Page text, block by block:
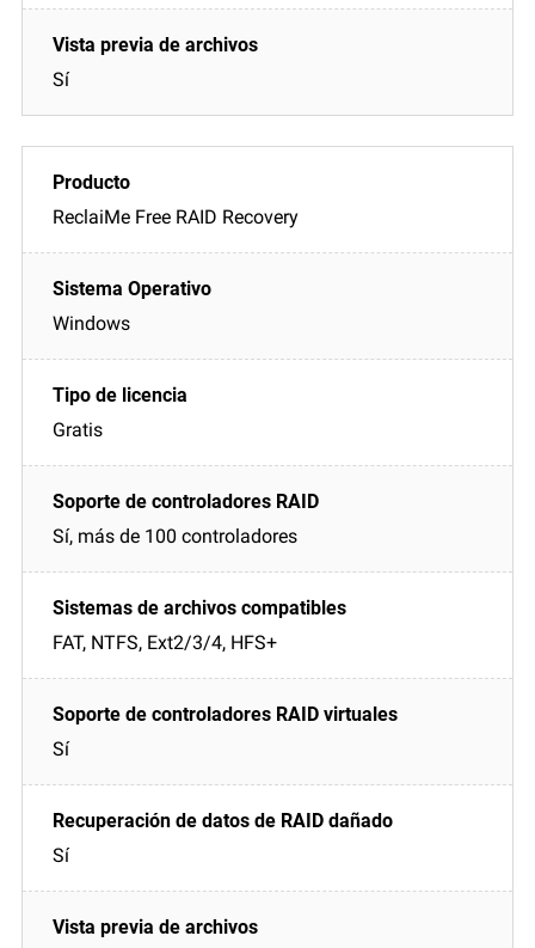
Sí
ReclaiMe Free RAID Recovery
Windows
Gratis
Sí, más de 100 controladores
FAT, NTFS, Ext2/3/4, HFS+
Sí
Sí